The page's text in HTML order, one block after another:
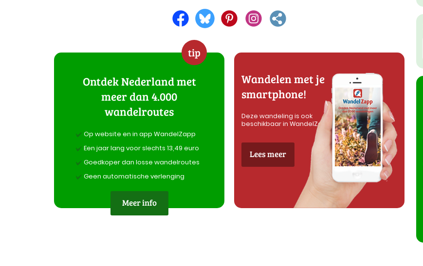
tip
Ontdek Nederland met
meer dan 4.000
wandelroutes
Op website en in app WandelZapp
Een jaar lang voor slechts 13,49 euro
Goedkoper dan losse wandelroutes
Geen automatische verlenging
Meer info
Wandelen met je
smartphone!
Deze wandeling is ook
beschikbaar in WandelZapp
Lees meer